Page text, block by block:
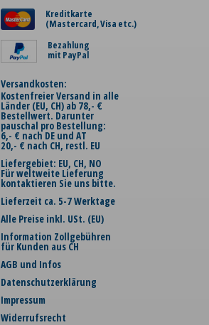
Kreditkarte
(Mastercard, Visa etc.)
Bezahlung
mit PayPal
Versandkosten:
Kostenfreier Versand in alle
Länder (EU, CH) ab 78,- €
Bestellwert. Darunter
pauschal pro Bestellung:
6,- € nach DE und AT
20,- € nach CH, restl. EU
Liefergebiet: EU, CH, NO
Für weltweite Lieferung
kontaktieren Sie uns bitte.
Lieferzeit ca. 5-7 Werktage
Alle Preise inkl. USt. (EU)
Information Zollgebühren
für Kunden aus CH
AGB und Infos
Datenschutzerklärung
Impressum
Widerrufsrecht